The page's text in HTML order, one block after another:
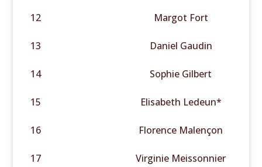
12 Margot Fort
13 Daniel Gaudin
14 Sophie Gilbert
15 Elisabeth Ledeun*
16 Florence Malençon
17 Virginie Meissonnier